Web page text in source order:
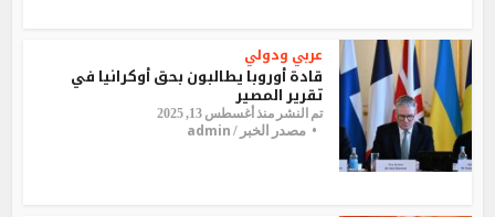
عربي ودولي
قادة أوروبا يطالبون بحق أوكرانيا في
تقرير المصير
تم النشر منذ أغسطس 13, 2025
مصدر الخبر / admin